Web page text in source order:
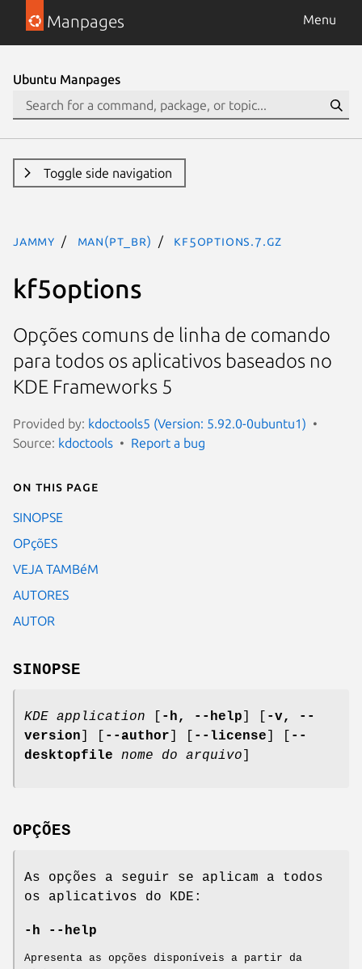
Manpages Menu
Ubuntu Manpages
Toggle side navigation
jammy man(pt_BR) kf5options.7.gz
kf5options
Opções comuns de linha de comando
para todos os aplicativos baseados no
KDE Frameworks 5
Provided by: kdoctools5 (Version: 5.92.0-0ubuntu1)
Source: kdoctools Report a bug
On this page
SINOPSE
OPçõES
VEJA TAMBéM
AUTORES
AUTOR
SINOPSE
KDE application -h, --help
-v, --
version
--author --license
--
desktopfile
nome do arquivo
OPÇÕES
As opções a seguir se aplicam a todos
os aplicativos do KDE:
-h --help
Apresenta as opções disponíveis a partir da